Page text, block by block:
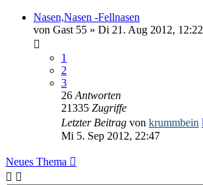
Nasen,Nasen -Fellnasen
von Gast 55 » Di 21. Aug 2012, 12:22
1
2
3
26 Antworten
21335 Zugriffe
Letzter Beitrag von krummbein
Mi 5. Sep 2012, 22:47
Neues Thema